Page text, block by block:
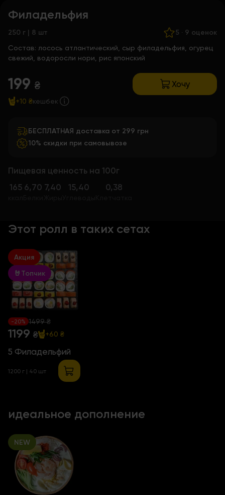
Филадельфия
250 г | 8 шт 5 · 9 оценок
Состав: лосось атлантический, сыр филадельфия, огурец
свежий, водоросли нори, рис японский
199 ₴ Хочу
+10 ₴кешбек
БЕСПЛАТНАЯ доставка от 299 грн
10% скидки при самовывозе
Пищевая ценность на 100г
165 6,70 7,40 15,40 0,38
Этот ролл в таких сетах
Акция
🤘Топчик
-20% 1499 ₴
1199 ₴ +60 ₴
5 Филадельфий
1200 г | 40 шт
идеальное дополнение
NEW